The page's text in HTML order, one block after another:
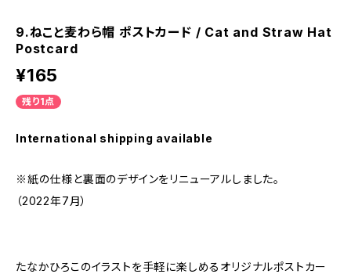
9.ねこと麦わら帽 ポストカード / Cat and Straw Hat
Postcard
¥165
残り1点
International shipping available
※紙の仕様と裏面のデザインをリニューアルしました。
（2022年7月）
たなかひろこのイラストを手軽に楽しめるオリジナルポストカー